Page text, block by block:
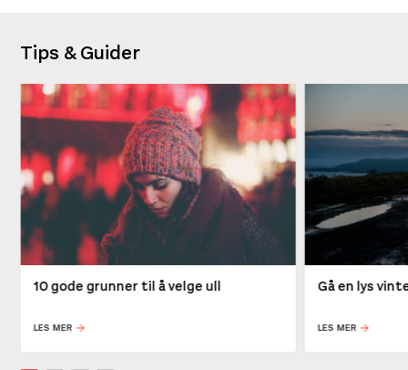
Tips & Guider
10 gode grunner til å velge ull
LES MER
Gå en lys
LES MER